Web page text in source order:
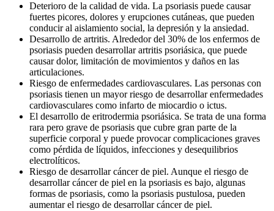
Deterioro de la calidad de vida. La psoriasis puede causar
fuertes picores, dolores y erupciones cutáneas, que pueden
conducir al aislamiento social, la depresión y la ansiedad.
Desarrollo de artritis. Alrededor del 30% de los enfermos de
psoriasis pueden desarrollar artritis psoriásica, que puede
causar dolor, limitación de movimientos y daños en las
articulaciones.
Riesgo de enfermedades cardiovasculares. Las personas con
psoriasis tienen un mayor riesgo de desarrollar enfermedades
cardiovasculares como infarto de miocardio o ictus.
El desarrollo de eritrodermia psoriásica. Se trata de una forma
rara pero grave de psoriasis que cubre gran parte de la
superficie corporal y puede provocar complicaciones graves
como pérdida de líquidos, infecciones y desequilibrios
electrolíticos.
Riesgo de desarrollar cáncer de piel. Aunque el riesgo de
desarrollar cáncer de piel en la psoriasis es bajo, algunas
formas de psoriasis, como la psoriasis pustulosa, pueden
aumentar el riesgo de desarrollar cáncer de piel.